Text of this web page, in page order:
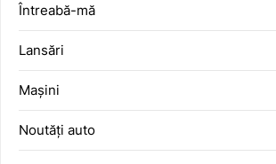
Întreabă-mă
Lansări
Mașini
Noutăți auto